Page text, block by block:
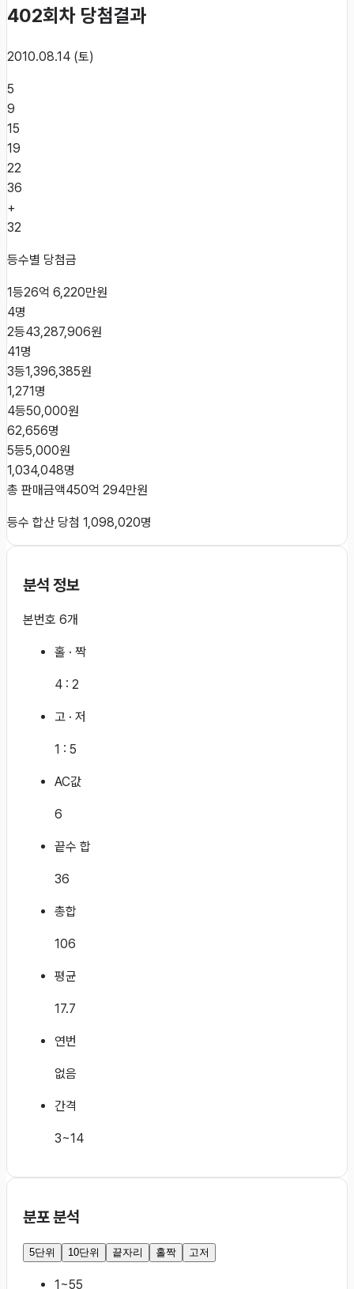
402회차 당첨결과
2010.08.14 (토)
5
9
15
19
22
36
+
32
등수별 당첨금
1등26억 6,220만원
4명
2등43,287,906원
41명
3등1,396,385원
1,271명
4등50,000원
62,656명
5등5,000원
1,034,048명
총 판매금액450억 294만원
등수 합산 당첨 1,098,020명
분석 정보
본번호 6개
홀 · 짝
4 : 2
고 · 저
1 : 5
AC값
6
끝수 합
36
총합
106
평균
17.7
연번
없음
간격
3~14
분포 분석
5단위 10단위 끝자리 홀짝 고저
1~55